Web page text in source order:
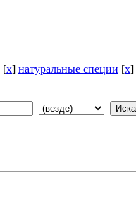
[x] натуральные специи [x]